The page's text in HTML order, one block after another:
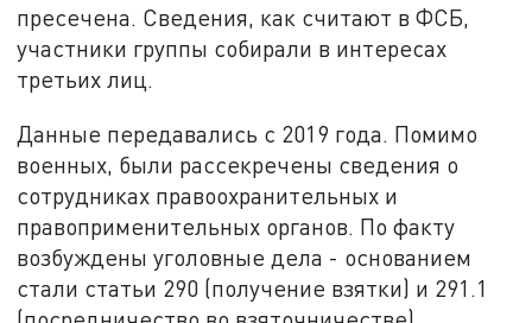
пресечена. Сведения, как считают в ФСБ,
участники группы собирали в интересах
третьих лиц.
Данные передавались с 2019 года. Помимо
военных, были рассекречены сведения о
сотрудниках правоохранительных и
правоприменительных органов. По факту
возбуждены уголовные дела - основанием
стали статьи 290 (получение взятки) и 291.1